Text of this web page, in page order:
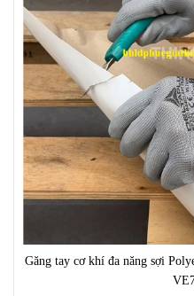
Găng tay cơ khí đa năng sợi